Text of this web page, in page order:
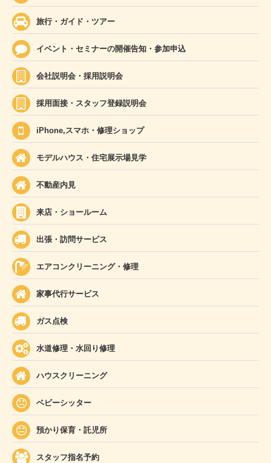
旅行・ガイド・ツアー
イベント・セミナーの開催告知・参加申込
会社説明会・採用説明会
採用面接・スタッフ登録説明会
iPhone,スマホ・修理ショップ
モデルハウス・住宅展示場見学
不動産内見
来店・ショールーム
出張・訪問サービス
エアコンクリーニング・修理
家事代行サービス
ガス点検
水道修理・水回り修理
ハウスクリーニング
ベビーシッター
預かり保育・託児所
スタッフ指名予約